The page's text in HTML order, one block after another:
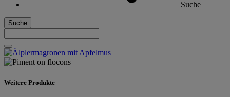
Suche
Suche
Weitere Produkte